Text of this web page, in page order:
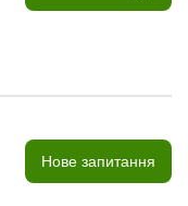
Нове запитання